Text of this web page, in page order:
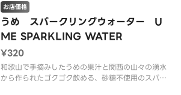
Kimino Sparkling Water Yuzu 250ml（v Vega
n）
うめ スパークリングウォーター U
ME SPARKLING WATER
お店価格
¥320
和歌山で手摘みしたうめの果汁と関西の山々の湧水
から作られたゴクゴク飲める、砂糖不使用のスパー